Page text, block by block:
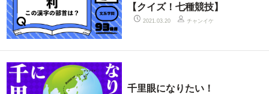
【クイズ！七種競技】
2021.03.20 チャンイケ
千里眼になりたい！